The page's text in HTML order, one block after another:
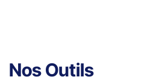
Nos Outils